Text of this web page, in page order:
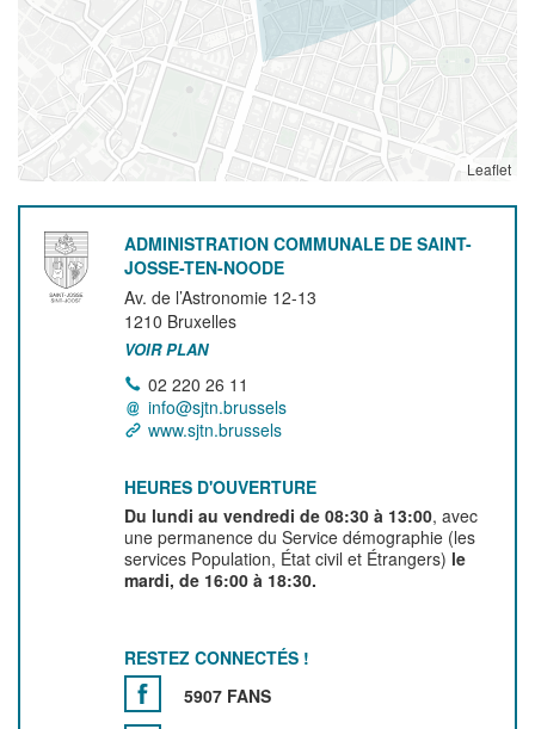
Leaflet
ADMINISTRATION COMMUNALE DE SAINT-
JOSSE-TEN-NOODE
Av. de l’Astronomie 12-13
1210 Bruxelles
VOIR PLAN
02 220 26 11
info@sjtn.brussels
www.sjtn.brussels
HEURES D'OUVERTURE
Du lundi au vendredi de 08:30 à 13:00, avec
une permanence du Service démographie (les
services Population, État civil et Étrangers) le
mardi, de 16:00 à 18:30.
RESTEZ CONNECTÉS !
5907 FANS